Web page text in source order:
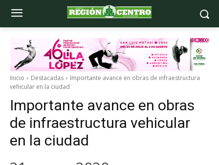
Inicio Destacadas
Importante avance en obras de infraestructura
vehicular en la ciudad
Importante avance en obras
de infraestructura vehicular
en la ciudad